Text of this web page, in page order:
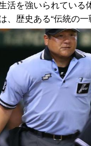
活を強いられてい
、歴史ある“伝統の一